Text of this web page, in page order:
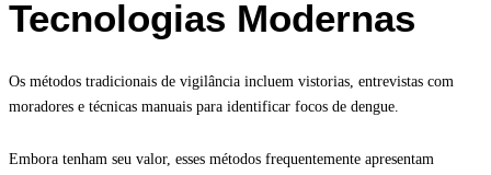
Tecnologias Modernas
Os métodos tradicionais de vigilância incluem vistorias, entrevistas com
moradores e técnicas manuais para identificar focos de dengue.
Embora tenham seu valor, esses métodos frequentemente apresentam